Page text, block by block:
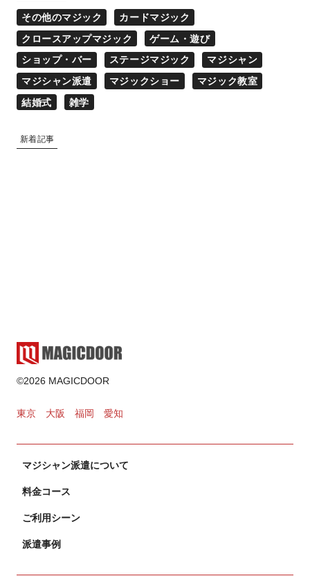
その他のマジック
カードマジック
クロースアップマジック
ゲーム・遊び
ショップ・バー
ステージマジック
マジシャン
マジシャン派遣
マジックショー
マジック教室
結婚式
雑学
新着記事
©2026 MAGICDOOR
東京 大阪 福岡 愛知
マジシャン派遣について
料金コース
ご利用シーン
派遣事例